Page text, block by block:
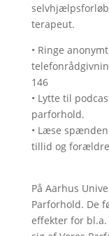
terapeut.
• Ringe
146
• Lytte til
parforhold.
• Læse
tillid og
På Aarhus
Parforhold. De
effekter for